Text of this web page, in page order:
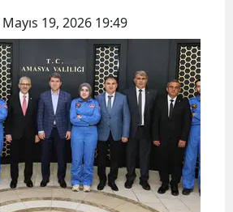
Mayıs 19, 2026 19:49